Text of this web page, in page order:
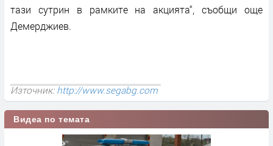
тази сутрин в рамките на акцията“, съобщи още
Демерджиев.
Източник:http://www.segabg.com
Видеа по темата